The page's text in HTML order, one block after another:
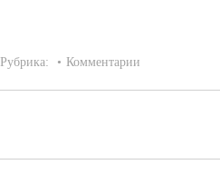
Рубрика: Комментарии